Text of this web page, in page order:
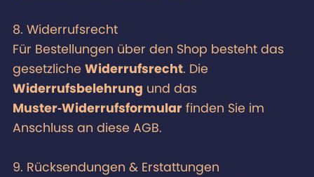
8. Widerrufsrecht
Für Bestellungen über den Shop besteht das
gesetzliche Widerrufsrecht. Die
Widerrufsbelehrung und das
Muster‑Widerrufsformularfinden Sie im
Anschluss an diese AGB.
9. Rücksendungen & Erstattungen